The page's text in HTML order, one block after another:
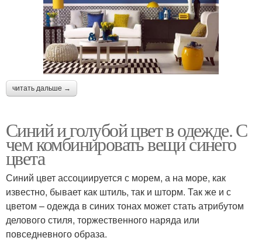
читать дальше →
Синий и голубой цвет в одежде. С
чем комбинировать вещи синего
цвета
Синий цвет ассоциируется с морем, а на море, как
известно, бывает как штиль, так и шторм. Так же и с
цветом – одежда в синих тонах может стать атрибутом
делового стиля, торжественного наряда или
повседневного образа.